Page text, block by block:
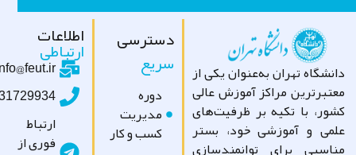
تهران به‌عنوان یکی از
مراکز آموزش عالی
با تکیه بر ظرفیت‌های
و آموزشی خود، بستر
برای توانمندسازی
دسترسی
سریع
مدیریت
کسب و کار
اطلاعات
ارتباطی
info@feut.ir
09031729934
ارتباط
فوری از